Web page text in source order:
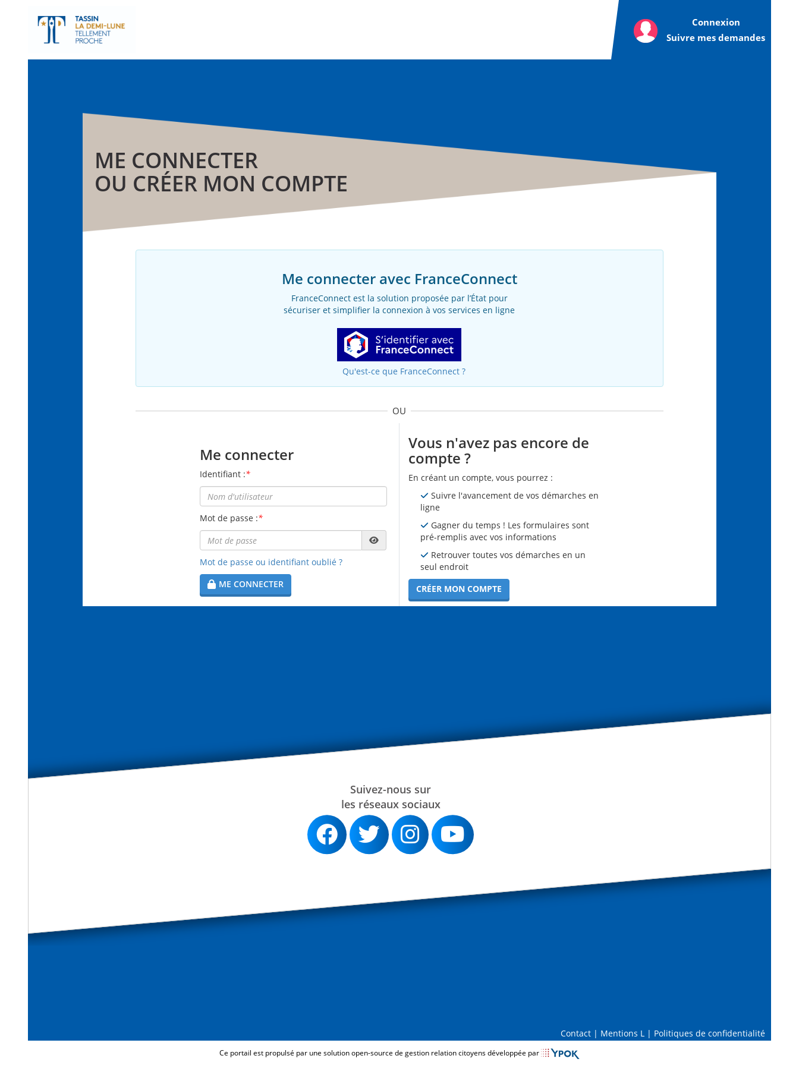
Connexion
Suivre mes demandes
ME CONNECTER
OU CRÉER MON COMPTE
Me connecter avec FranceConnect
FranceConnect est la solution proposée par l’État pour
sécuriser et simplifier la connexion à vos services en ligne
Qu'est-ce que FranceConnect ?
OU
Me connecter
Identifiant :*
Mot de passe :*
Mot de passe ou identifiant oublié ?
ME CONNECTER
Vous n'avez pas encore de
compte ?
En créant un compte, vous pourrez :
Suivre l'avancement de vos démarches en
ligne
Gagner du temps ! Les formulaires sont
pré-remplis avec vos informations
Retrouver toutes vos démarches en un
seul endroit
CRÉER MON COMPTE
Suivez-nous sur
les réseaux sociaux
Contact | Mentions L | Politiques de confidentialité
Ce portail est propulsé par une solution open-source de gestion relation citoyens développée par